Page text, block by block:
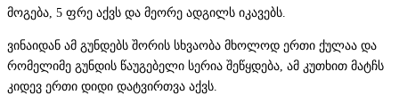
მოგება, 5 ფრე აქვს და მეორე ადგილს იკავებს.
ვინაიდან ამ გუნდებს შორის სხვაობა მხოლოდ ერთი ქულაა და
რომელიმე გუნდის წაუგებელი სერია შეწყდება, ამ კუთხით მატჩს
კიდევ ერთი დიდი დატვირთვა აქვს.